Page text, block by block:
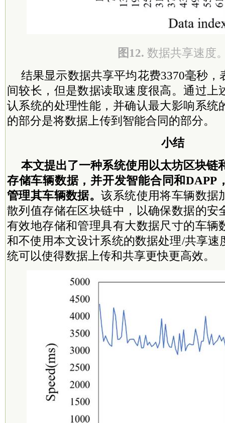
图12. 数据共享速度
结果显示数据共享平均花费3370毫秒，
间较长，但是数据读取速度很高。通过上
认系统的处理性能，并确认最大影响系统
的部分是将数据上传到智能合同的部分。
小结
本文提出了一种系统使用以太坊区块链
存储车辆数据，并开发智能合同和DAPP
管理其车辆数据。该系统使用将车辆数据
散列值存储在区块链中，以确保数据的安
有效地存储和管理具有大数据尺寸的车辆
和不使用本文设计系统的数据处理/共享速
统可以使得数据上传和共享更快更高效。